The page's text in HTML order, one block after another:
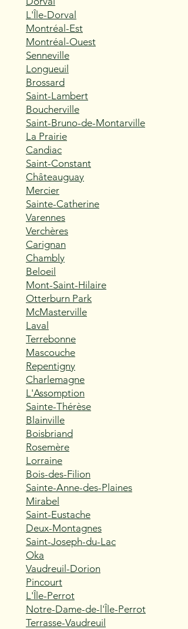
L'Île-Dorval
Montréal-Est
Montréal-Ouest
Senneville
Longueuil
Brossard
Saint-Lambert
Boucherville
Saint-Bruno-de-Montarville
La Prairie
Candiac
Saint-Constant
Châteauguay
Mercier
Sainte-Catherine
Varennes
Verchères
Carignan
Chambly
Beloeil
Mont-Saint-Hilaire
Otterburn Park
McMasterville
Laval
Terrebonne
Mascouche
Repentigny
Charlemagne
L'Assomption
Sainte-Thérèse
Blainville
Boisbriand
Rosemère
Lorraine
Bois-des-Filion
Sainte-Anne-des-Plaines
Mirabel
Saint-Eustache
Deux-Montagnes
Saint-Joseph-du-Lac
Oka
Vaudreuil-Dorion
Pincourt
L'Île-Perrot
Notre-Dame-de-l'Île-Perrot
Terrasse-Vaudreuil